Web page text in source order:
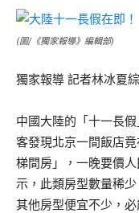
(圖/《獨家報導》編輯部)
獨家報導 記者林冰夏
中國大陸的「十一長
客發現北京一間飯店
梯間房」，一晚要價
示，此類房型數量稀
其他房型便宜不少，